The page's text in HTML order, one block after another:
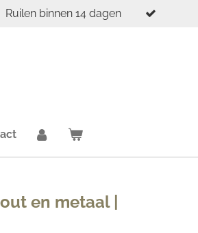
Ruilen binnen 14 dagen
en metaal |